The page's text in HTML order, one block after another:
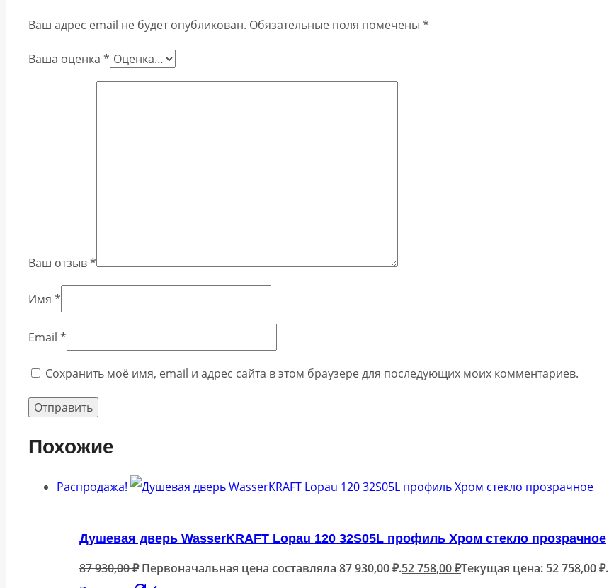
Ваш адрес email не будет опубликован. Обязательные поля помечены *
Ваша оценка *
Ваш отзыв*
Имя *
Email *
Сохранить моё имя, email и адрес сайта в этом браузере для последующих моих комментариев.
Похожие
Распродажа!
Душевая дверь WasserKRAFT Lopau 120 32S05L профиль Хром стекло прозрачное
87 930,00₽ Первоначальная цена составляла 87 930,00 ₽.52 758,00₽Текущая цена: 52 758,00 ₽.